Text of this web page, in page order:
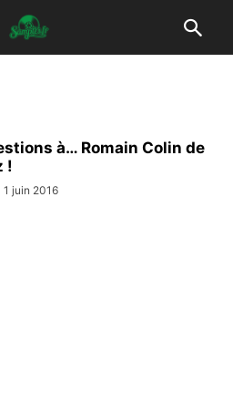
à… Romain Colin de
!
1 juin 2016